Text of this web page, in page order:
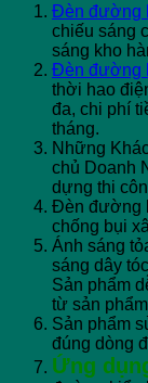
Đèn đường
chiếu sáng
sáng kho
Đèn đường
thời hao
đa, chi phí
tháng.
Những
chủ Doanh
dựng thi
Đèn đường
chống bụi
Ánh sáng
sáng dây
Sản phẩm
từ sản
Sản phẩm
đúng dòng
Ứng